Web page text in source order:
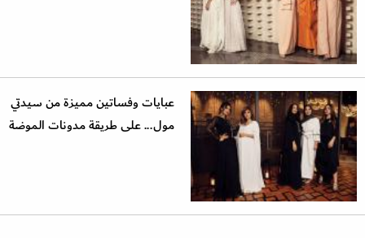
عبايات وفساتين مميزة من سيدتي
مول... على طريقة مدونات الموضة